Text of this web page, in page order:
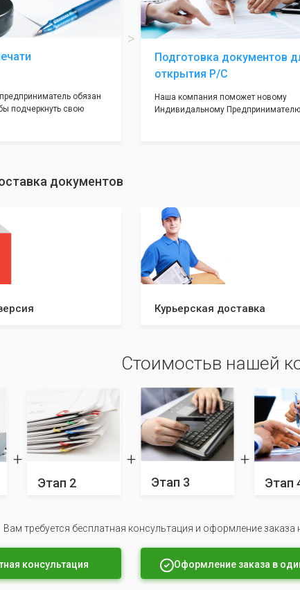
обязан
подчеркнуть свою
Подготовка документов
открытия Р/С
Наша компания поможет новому
Индивидальному
документов
Курьерская доставка
Стоимостьв нашей
Этап 2 Этап 3 Этап
Вам требуется бесплатная консультация и оформление
консультация Оформление заказа в